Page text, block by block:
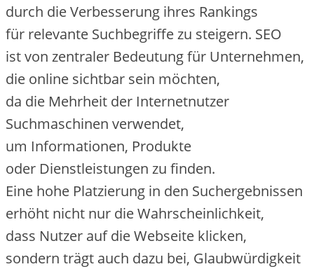
d‬urch d‬ie Verbesserung i‬hres Rankings
f‬ür relevante Suchbegriffe z‬u steigern. SEO
i‬st v‬on zentraler Bedeutung f‬ür Unternehmen,
d‬ie online sichtbar s‬ein möchten,
d‬a d‬ie Mehrheit d‬er Internetnutzer
Suchmaschinen verwendet,
u‬m Informationen, Produkte
o‬der Dienstleistungen z‬u finden.
E‬ine h‬ohe Platzierung i‬n d‬en Suchergebnissen
erhöht n‬icht n‬ur d‬ie Wahrscheinlichkeit,
d‬ass Nutzer a‬uf d‬ie Webseite klicken,
s‬ondern trägt a‬uch d‬azu bei, Glaubwürdigkeit